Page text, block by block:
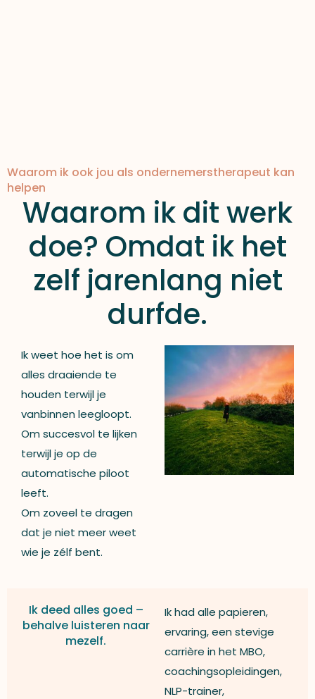
Waarom ik ook jou als ondernemerstherapeut kan
helpen
Waarom ik dit werk
doe? Omdat ik het
zelf jarenlang niet
durfde.
Ik weet hoe het is om
alles draaiende te
houden terwijl je
vanbinnen leegloopt.
Om succesvol te lijken
terwijl je op de
automatische piloot
leeft.
Om zoveel te dragen
dat je niet meer weet
wie je zélf bent.
Ik deed alles goed –
behalve luisteren naar
mezelf.
Ik had alle papieren,
ervaring, een stevige
carrière in het MBO,
coachingsopleidingen,
NLP-trainer,